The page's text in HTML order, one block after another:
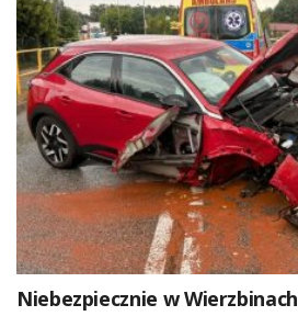
Niebezpiecznie w Wierzbinach